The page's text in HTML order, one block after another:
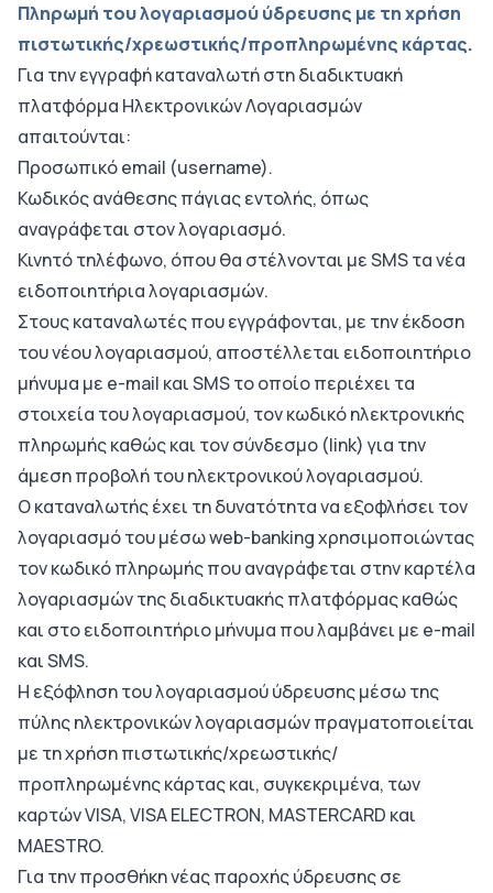
Πληρωμή του λογαριασμού ύδρευσης με τη χρήση
πιστωτικής/χρεωστικής/προπληρωμένης κάρτας.
Για την εγγραφή καταναλωτή στη διαδικτυακή
πλατφόρμα Ηλεκτρονικών Λογαριασμών
απαιτούνται:
Προσωπικό email (username).
Κωδικός ανάθεσης πάγιας εντολής, όπως
αναγράφεται στον λογαριασμό.
Κινητό τηλέφωνο, όπου θα στέλνονται με SMS τα νέα
ειδοποιητήρια λογαριασμών.
Στους καταναλωτές που εγγράφονται, με την έκδοση
του νέου λογαριασμού, αποστέλλεται ειδοποιητήριο
μήνυμα με e-mail και SMS το οποίο περιέχει τα
στοιχεία του λογαριασμού, τον κωδικό ηλεκτρονικής
πληρωμής καθώς και τον σύνδεσμο (link) για την
άμεση προβολή του ηλεκτρονικού λογαριασμού.
Ο καταναλωτής έχει τη δυνατότητα να εξοφλήσει τον
λογαριασμό του μέσω web-banking χρησιμοποιώντας
τον κωδικό πληρωμής που αναγράφεται στην καρτέλα
λογαριασμών της διαδικτυακής πλατφόρμας καθώς
και στο ειδοποιητήριο μήνυμα που λαμβάνει με e-mail
και SMS.
Η εξόφληση του λογαριασμού ύδρευσης μέσω της
πύλης ηλεκτρονικών λογαριασμών πραγματοποιείται
με τη χρήση πιστωτικής/χρεωστικής/
προπληρωμένης κάρτας και, συγκεκριμένα, των
καρτών VISA, VISA ELECTRON, MASTERCARD και
MAESTRO.
Για την προσθήκη νέας παροχής ύδρευσης σε